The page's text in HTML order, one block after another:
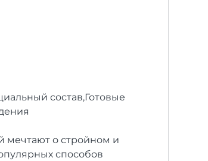
мечтают о стройном и
способов